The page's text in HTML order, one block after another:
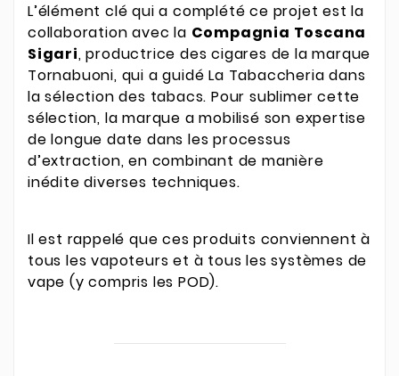
L’élément clé qui a complété ce projet est la
collaboration avec la Compagnia Toscana
Sigari, productrice des cigares de la marque
Tornabuoni, qui a guidé La Tabaccheria dans
la sélection des tabacs. Pour sublimer cette
sélection, la marque a mobilisé son expertise
de longue date dans les processus
d’extraction, en combinant de manière
inédite diverses techniques.
Il est rappelé que ces produits conviennent à
tous les vapoteurs et à tous les systèmes de
vape (y compris les POD).